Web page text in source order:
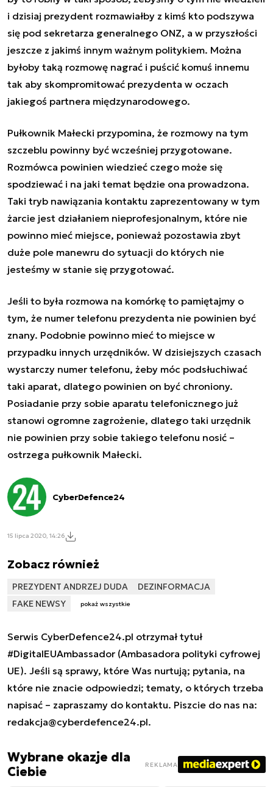
i dzisiaj prezydent rozmawiałby z kimś kto podszywa
się pod sekretarza generalnego ONZ, a w przyszłości
jeszcze z jakimś innym ważnym politykiem. Można
byłoby taką rozmowę nagrać i puścić komuś innemu
tak aby skompromitować prezydenta w oczach
jakiegoś partnera międzynarodowego.
Pułkownik Małecki przypomina, że rozmowy na tym
szczeblu powinny być wcześniej przygotowane.
Rozmówca powinien wiedzieć czego może się
spodziewać i na jaki temat będzie ona prowadzona.
Taki tryb nawiązania kontaktu zaprezentowany w tym
żarcie jest działaniem nieprofesjonalnym, które nie
powinno mieć miejsce, ponieważ pozostawia zbyt
duże pole manewru do sytuacji do których nie
jesteśmy w stanie się przygotować.
Jeśli to była rozmowa na komórkę to pamiętajmy o
tym, że numer telefonu prezydenta nie powinien być
znany. Podobnie powinno mieć to miejsce w
przypadku innych urzędników. W dzisiejszych czasach
wystarczy numer telefonu, żeby móc podsłuchiwać
taki aparat, dlatego powinien on być chroniony.
Posiadanie przy sobie aparatu telefonicznego już
stanowi ogromne zagrożenie, dlatego taki urzędnik
nie powinien przy sobie takiego telefonu nosić –
ostrzega pułkownik Małecki.
CyberDefence24
15 lipca 2020, 14:26
Zobacz również
PREZYDENT ANDRZEJ DUDA
DEZINFORMACJA
FAKE NEWSY
pokaż wszystkie
Serwis CyberDefence24.pl otrzymał tytuł
#DigitalEUAmbassador (Ambasadora polityki cyfrowej
UE). Jeśli są sprawy, które Was nurtują; pytania, na
które nie znacie odpowiedzi; tematy, o których trzeba
napisać – zapraszamy do kontaktu. Piszcie do nas na:
redakcja@cyberdefence24.pl.
Wybrane okazje dla
Ciebie
REKLAMA